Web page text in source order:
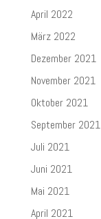
April 2022
März 2022
Dezember 2021
November 2021
Oktober 2021
September 2021
Juli 2021
Juni 2021
Mai 2021
April 2021